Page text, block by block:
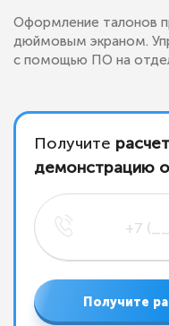
Оформление талонов
дюймовым экраном.
с помощью ПО на
Получите
демонстрацию
Получите